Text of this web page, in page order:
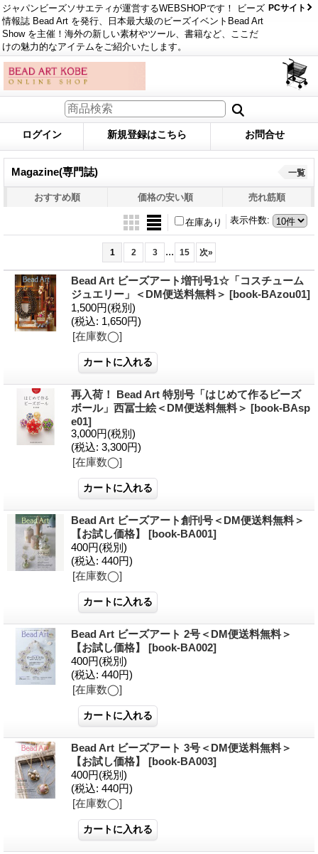
ジャパンビーズソサエティが運営するWEBSHOPです！ ビーズ
情報誌 Bead Art を発行、日本最大級のビーズイベントBead Art
Show を主催！海外の新しい素材やツール、書籍など、ここだ
けの魅力的なアイテムをご紹介いたします。
PCサイト
ログイン 新規登録はこちら お問合せ
Magazine(専門誌) 一覧
おすすめ順 価格の安い順 売れ筋順
表示件数:
在庫あり
1 2 3 ... 15 次»
Bead Art ビーズアート増刊号1☆「コスチューム
ジュエリー」＜DM便送料無料＞ [book-BAzou01]
1,500円(税別)
(税込: 1,650円)
[在庫数◯]
再入荷！ Bead Art 特別号「はじめて作るビーズ
ボール」西冨士絵＜DM便送料無料＞ [book-BAsp
e01]
3,000円(税別)
(税込: 3,300円)
[在庫数◯]
Bead Art ビーズアート創刊号＜DM便送料無料＞
【お試し価格】 [book-BA001]
400円(税別)
(税込: 440円)
[在庫数◯]
Bead Art ビーズアート 2号＜DM便送料無料＞
【お試し価格】 [book-BA002]
400円(税別)
(税込: 440円)
[在庫数◯]
Bead Art ビーズアート 3号＜DM便送料無料＞
【お試し価格】 [book-BA003]
400円(税別)
(税込: 440円)
[在庫数◯]